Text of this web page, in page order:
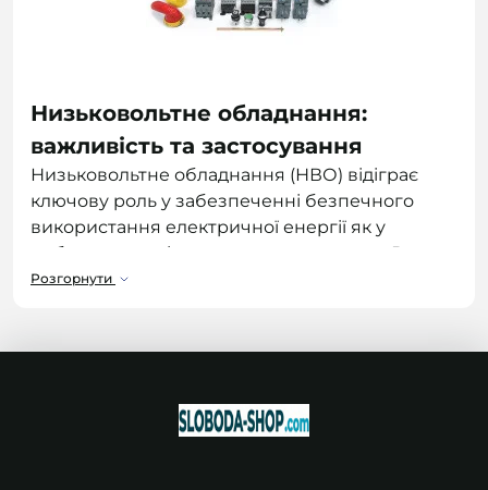
Низьковольтне обладнання:
важливість та застосування
Низьковольтне обладнання (НВО) відіграє
ключову роль у забезпеченні безпечного
використання електричної енергії як у
побутових, так і в промислових умовах. Воно
містити пристрої, що працюють при напрузі
уникаємо перевантажень, коротких замикань
Основні види низьковольтного
Розгорнути